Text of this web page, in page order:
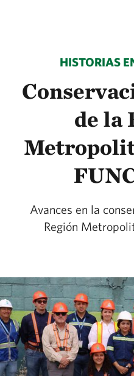
HISTORIAS
de la
Avances en la
Región